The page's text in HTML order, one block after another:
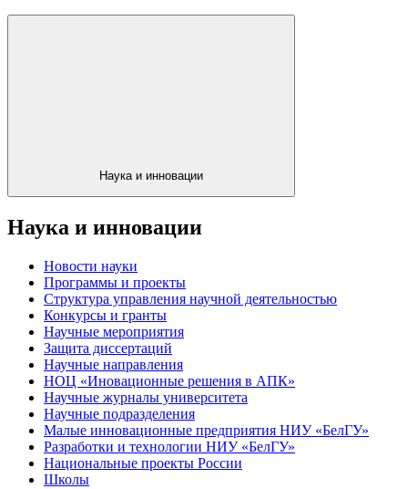
Наука и инновации
Наука и инновации
Новости науки
Программы и проекты
Структура управления научной деятельностью
Конкурсы и гранты
Научные мероприятия
Защита диссертаций
Научные направления
НОЦ «Иновационные решения в АПК»
Научные журналы университета
Научные подразделения
Малые инновационные предприятия НИУ «БелГУ»
Разработки и технологии НИУ «БелГУ»
Национальные проекты России
Школы